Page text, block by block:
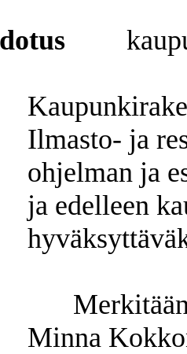
Ilmasto- ja
ohjelman ja
ja edelleen
Minna